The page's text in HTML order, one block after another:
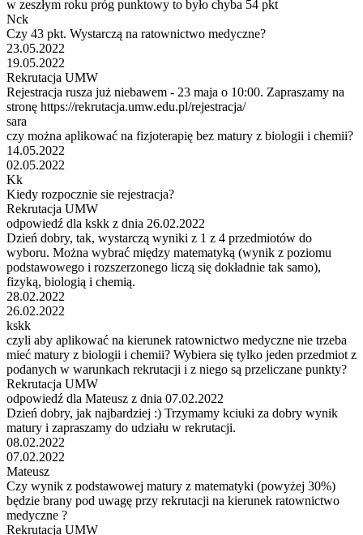
w zeszłym roku próg punktowy to było chyba 54 pkt
Nck
Czy 43 pkt. Wystarczą na ratownictwo medyczne?
23.05.2022
19.05.2022
Rekrutacja UMW
Rejestracja rusza już niebawem - 23 maja o 10:00. Zapraszamy na
stronę https://rekrutacja.umw.edu.pl/rejestracja/
sara
czy można aplikować na fizjoterapię bez matury z biologii i chemii?
14.05.2022
02.05.2022
Kk
Kiedy rozpocznie sie rejestracja?
Rekrutacja UMW
odpowiedź dla kskk z dnia 26.02.2022
Dzień dobry, tak, wystarczą wyniki z 1 z 4 przedmiotów do
wyboru. Można wybrać między matematyką (wynik z poziomu
podstawowego i rozszerzonego liczą się dokładnie tak samo),
fizyką, biologią i chemią.
28.02.2022
26.02.2022
kskk
czyli aby aplikować na kierunek ratownictwo medyczne nie trzeba
mieć matury z biologii i chemii? Wybiera się tylko jeden przedmiot z
podanych w warunkach rekrutacji i z niego są przeliczane punkty?
Rekrutacja UMW
odpowiedź dla Mateusz z dnia 07.02.2022
Dzień dobry, jak najbardziej :) Trzymamy kciuki za dobry wynik
matury i zapraszamy do udziału w rekrutacji.
08.02.2022
07.02.2022
Mateusz
Czy wynik z podstawowej matury z matematyki (powyżej 30%)
będzie brany pod uwagę przy rekrutacji na kierunek ratownictwo
medyczne ?
Rekrutacja UMW